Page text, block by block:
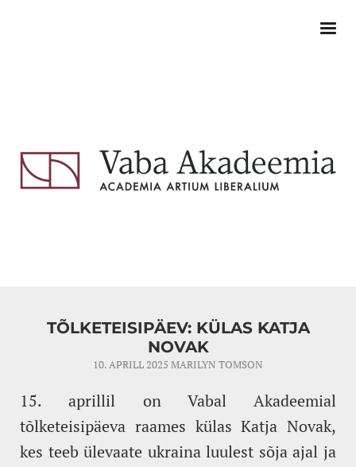
TÕLKETEISIPÄEV: KÜLAS KATJA
NOVAK
10. APRILL 2025 MARILYN TOMSON
15. aprillil on Vabal Akadeemial
tõlketeisipäeva raames külas Katja Novak,
kes teeb ülevaate ukraina luulest sõja ajal ja